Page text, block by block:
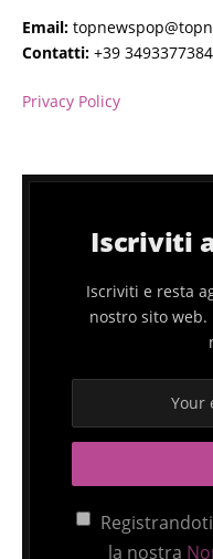
Email:
Contatti: +39 3493377384
Privacy Policy
Iscriviti
Iscriviti e resta
nostro sito web.
la nostra